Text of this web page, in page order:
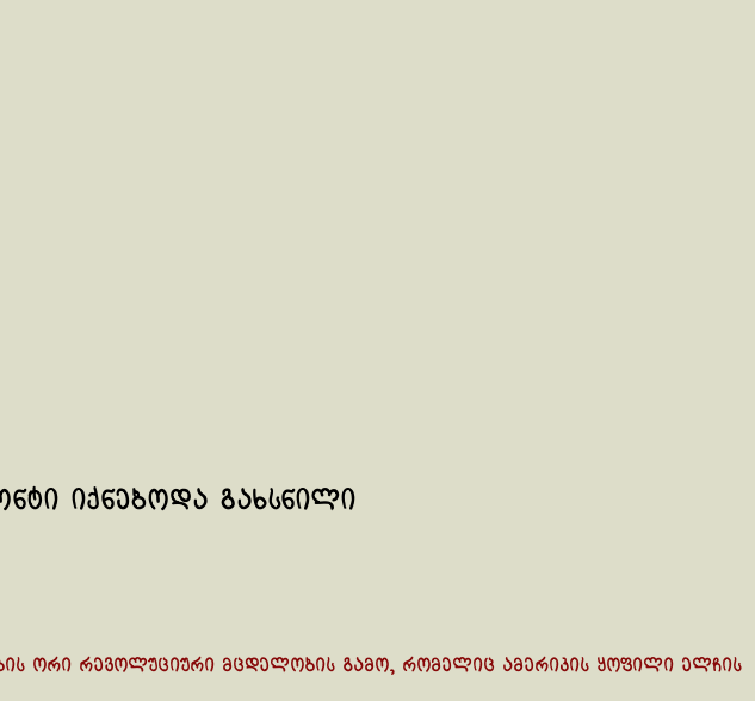
იქნებოდა გახსნილი
ორი რევოლუციური მცდელობის გამო, რომელიც ამერიკის ყოფილი ელჩის